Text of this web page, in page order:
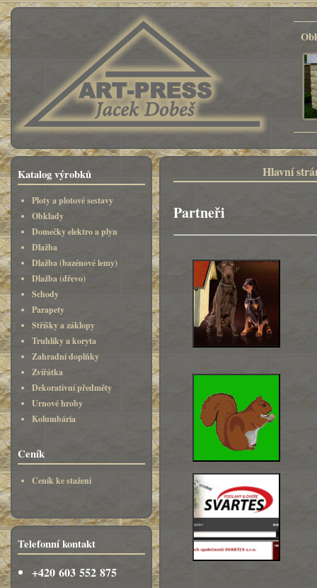
Katalog výrobků
Ploty a plotové sestavy
Obklady
Domečky elektro a plyn
Dlažba
Dlažba (bazénové lemy)
Dlažba (dřevo)
Schody
Parapety
Stříšky a záklopy
Truhlíky a koryta
Zahradní doplňky
Zvířátka
Dekorativní předměty
Urnové hroby
Kolumbária
Ceník
Ceník ke stažení
Telefonní kontakt
+420 603 552 875
Hlavní
Partneři